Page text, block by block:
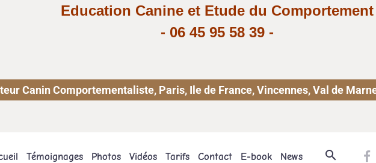
Education Canine et Etude du Comportement
- 06 45 95 58 39 -
Canin Comportementaliste, Paris, Ile de France, Vincennes, Val de
Témoignages Photos Vidéos Tarifs Contact E-book News